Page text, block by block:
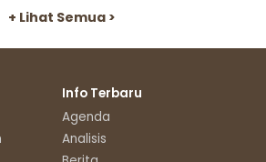
+ Lihat Semua >
Info Terbaru
Agenda
Analisis